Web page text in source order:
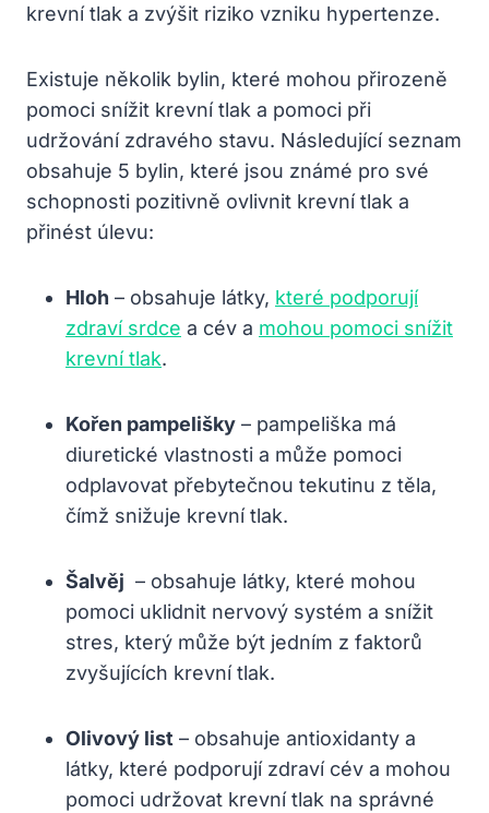
krevní ⁢tlak a ⁣zvýšit riziko vzniku⁤ hypertenze.
Existuje⁤ několik bylin, které mohou přirozeně
pomoci​ snížit krevní tlak a pomoci při
⁢udržování zdravého stavu. Následující seznam
obsahuje 5 bylin, které jsou známé pro ⁢své
schopnosti pozitivně ovlivnit krevní tlak a ​
přinést ‌úlevu:
Hloh – obsahuje látky, které podporují
zdraví srdce a cév‍ a mohou pomoci snížit
krevní tlak.
Kořen pampelišky – pampeliška má
‌diuretické vlastnosti a může pomoci
odplavovat přebytečnou tekutinu z⁤ těla,
čímž snižuje krevní tlak.
Šalvěj ⁢ – ‌obsahuje látky, ‍které mohou
pomoci ⁣uklidnit nervový systém⁤ a snížit
stres, který⁢ může být jedním z ⁤faktorů
zvyšujících⁣ krevní tlak.
Olivový list – obsahuje antioxidanty a
látky, které‌ podporují zdraví cév a mohou‍
pomoci udržovat krevní tlak na správné